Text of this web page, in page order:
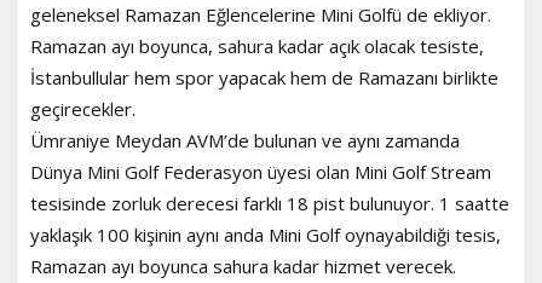
geleneksel Ramazan Eğlencelerine Mini Golfü de ekliyor.
Ramazan ayı boyunca, sahura kadar açık olacak tesiste,
İstanbullular hem spor yapacak hem de Ramazanı birlikte
geçirecekler.
Ümraniye Meydan AVM’de bulunan ve aynı zamanda
Dünya Mini Golf Federasyon üyesi olan Mini Golf Stream
tesisinde zorluk derecesi farklı 18 pist bulunuyor. 1 saatte
yaklaşık 100 kişinin aynı anda Mini Golf oynayabildiği tesis,
Ramazan ayı boyunca sahura kadar hizmet verecek.